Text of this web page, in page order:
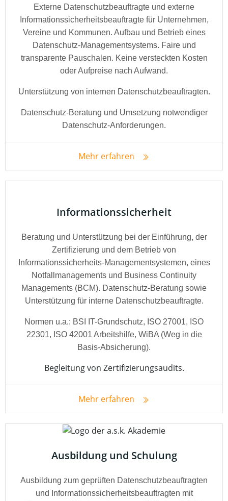
Externe Datenschutzbeauftragte und externe
Informationssicherheitsbeauftragte für Unternehmen,
Vereine und Kommunen. Aufbau und Betrieb eines
Datenschutz-Managementsystems. Faire und
transparente Pauschalen. Keine versteckten Kosten
oder Aufpreise nach Aufwand.
Unterstützung von internen Datenschutzbeauftragten.
Datenschutz-Beratung und Umsetzung notwendiger
Datenschutz-Anforderungen.
Mehr erfahren
Informationssicherheit
Beratung und Unterstützung bei der Einführung, der
Zertifizierung und dem Betrieb von
Informationssicherheits-Managementsystemen, eines
Notfallmanagements und Business Continuity
Managements (BCM). Datenschutz-Beratung sowie
Unterstützung für interne Datenschutzbeauftragte.
Normen u.a.: BSI IT-Grundschutz, ISO 27001, ISO
22301, ISO 42001 Arbeitshilfe, WiBA (Weg in die
Basis-Absicherung).
Begleitung von Zertifizierungsaudits.
Mehr erfahren
Ausbildung und Schulung
Ausbildung zum geprüften Datenschutzbeauftragten
und Informationssicherheitsbeauftragten mit